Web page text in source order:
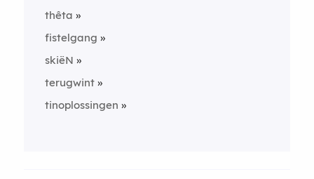
thêta
fistelgang
skiëN
terugwint
tinoplossingen